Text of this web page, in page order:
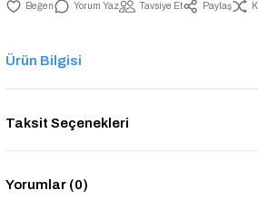
Yorum Yaz Tavsiye Et Paylaş
Ürün Bilgisi
Taksit Seçenekleri
Yorumlar (0)